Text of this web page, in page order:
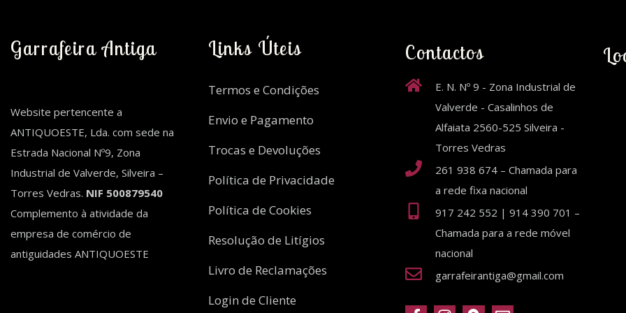
Garrafeira Antiga
Website pertencente a
ANTIQUOESTE, Lda. com sede na
Estrada Nacional Nº9, Zona
Industrial de Valverde, Silveira –
Torres Vedras. NIF 500879540
Complemento à atividade da
empresa de comércio de
antiguidades ANTIQUOESTE
Links Úteis
Termos e Condições
Envio e Pagamento
Trocas e Devoluções
Política de Privacidade
Política de Cookies
Resolução de Litígios
Livro de Reclamações
Login de Cliente
Contactos
E. N. Nº 9 - Zona Industrial de
Valverde - Casalinhos de
Alfaiata 2560-525 Silveira -
Torres Vedras
261 938 674 – Chamada para
a rede fixa nacional
917 242 552 | 914 390 701 –
Chamada para a rede móvel
nacional
garrafeirantiga@gmail.com